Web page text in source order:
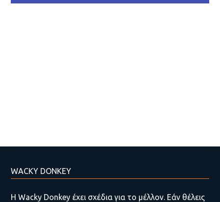
WACKY DONKEY
Η Wacky Donkey έχει σχέδια για το μέλλον. Εάν θέλεις